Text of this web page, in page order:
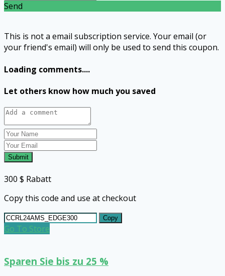
Send
This is not a email subscription service. Your email (or
your friend's email) will only be used to send this coupon.
Loading comments....
Let others know how much you saved
Submit
300 $ Rabatt
Copy this code and use at checkout
Copy
Go To Store
Sparen Sie bis zu 25 %